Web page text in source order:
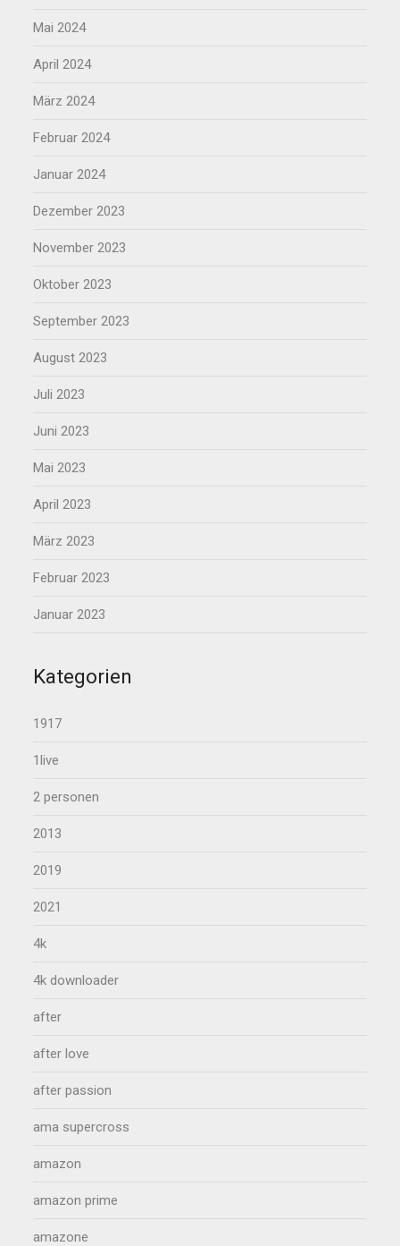
Mai 2024
April 2024
März 2024
Februar 2024
Januar 2024
Dezember 2023
November 2023
Oktober 2023
September 2023
August 2023
Juli 2023
Juni 2023
Mai 2023
April 2023
März 2023
Februar 2023
Januar 2023
Kategorien
1917
1live
2 personen
2013
2019
2021
4k
4k downloader
after
after love
after passion
ama supercross
amazon
amazon prime
amazone